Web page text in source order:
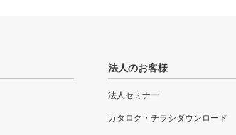
法人のお客様
法人セミナー
カタログ・チラシダウンロード